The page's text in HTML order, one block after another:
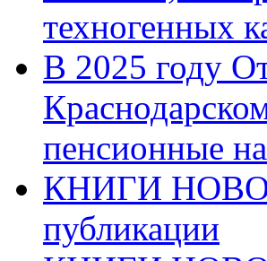
техногенных
В 2025 году
пенсионные
КНИГИ
публикации